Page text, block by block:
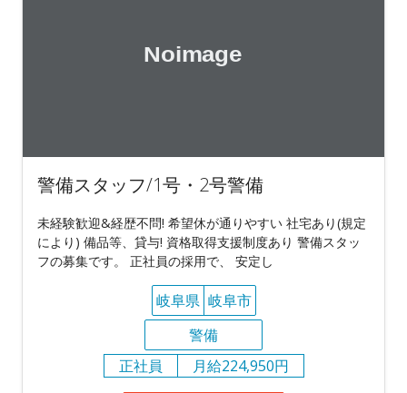
警備スタッフ/1号・2号警備
未経験歓迎&経歴不問! 希望休が通りやすい 社宅あり(規定
により) 備品等、貸与! 資格取得支援制度あり 警備スタッ
フの募集です。 正社員の採用で、 安定し
岐阜県 岐阜市
警備
正社員
月給224,950円